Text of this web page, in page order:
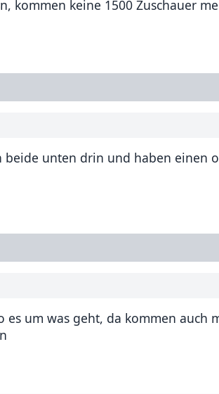
kommen keine 1500 Zuschauer
unten drin und haben einen
um was geht, da kommen auch